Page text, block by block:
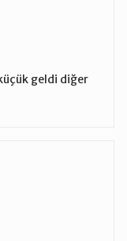
geldi diğer